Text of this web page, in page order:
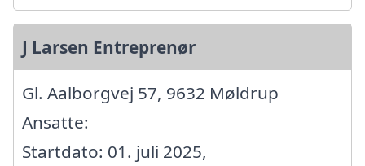
J Larsen Entreprenør
Gl. Aalborgvej 57, 9632 Møldrup
Ansatte:
Startdato: 01. juli 2025,